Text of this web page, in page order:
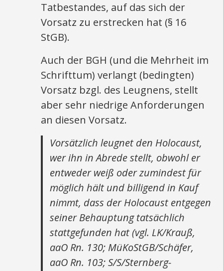
Tatbestandes, auf das sich der
Vorsatz zu erstrecken hat (§ 16
StGB).
Auch der BGH (und die Mehrheit im
Schrifttum) verlangt (bedingten)
Vorsatz bzgl. des Leugnens, stellt
aber sehr niedrige Anforderungen
an diesen Vorsatz.
Vorsätzlich leugnet den Holocaust,
wer ihn in Abrede stellt, obwohl er
entweder weiß oder zumindest für
möglich hält und billigend in Kauf
nimmt, dass der Holocaust entgegen
seiner Behauptung tatsächlich
stattgefunden hat (vgl. LK/Krauß,
aaO Rn. 130; MüKoStGB/Schäfer,
aaO Rn. 103; S/S/Sternberg-